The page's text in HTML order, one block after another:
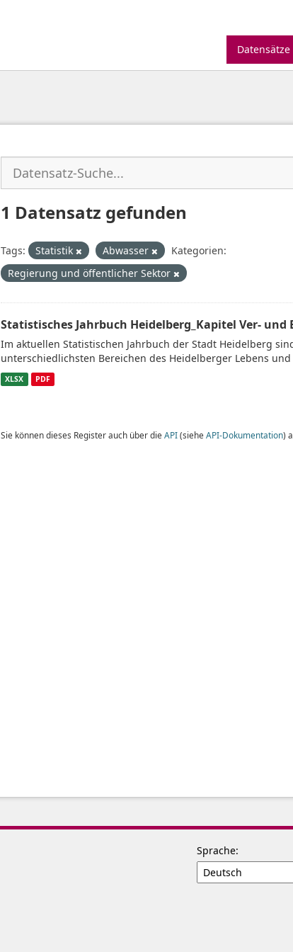
Datensätze
1 Datensatz gefunden
Tags: Statistik Abwasser
Kategorien:
Regierung und öffentlicher Sektor
Statistisches Jahrbuch Heidelberg_Kapitel Ver- und
Im aktuellen Statistischen Jahrbuch der Stadt Heidelberg
unterschiedlichsten Bereichen des Heidelberger Lebens und
XLSX PDF
Sie können dieses Register auch über die API(siehe API-Dokumentation)
Sprache